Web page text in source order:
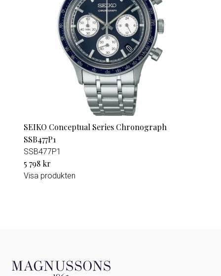
SEIKO Conceptual Series Chronograph
SSB477P1
SSB477P1
5 798 kr
Visa produkten